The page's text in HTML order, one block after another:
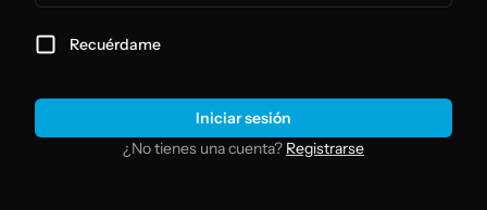
Recuérdame
Iniciar sesión
¿No tienes una cuenta? Registrarse